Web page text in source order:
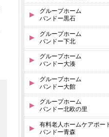
グループホーム
バンドー黒石
グループホーム
バンドー下北
グループホーム
バンドー大湊
グループホーム
バンドー大館
グループホーム
バンドー北欧の里
有料老人ホームケアポー
バンドー青森